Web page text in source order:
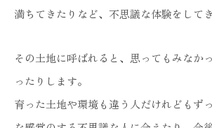
満ちてきたりなど、不思議な体験をして
その土地に呼ばれると、思ってもみなか
ったりします。
育った土地や環境も違う人だけれどもず